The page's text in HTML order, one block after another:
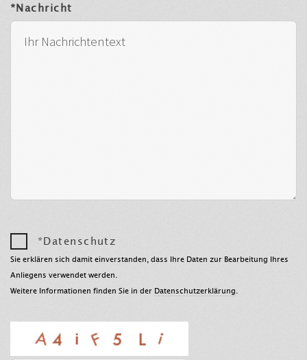
*Nachricht
*Datenschutz
Sie erklären sich damit einverstanden, dass Ihre Daten zur Bearbeitung Ihres
Anliegens verwendet werden.
Weitere Informationen finden Sie in der Datenschutzerklärung